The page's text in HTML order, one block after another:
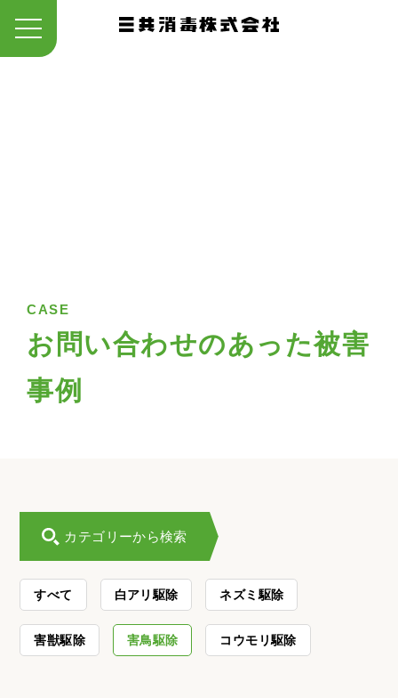
CASE
お問い合わせのあった被害
事例
カテゴリーから検索
すべて 白アリ駆除 ネズミ駆除
害獣駆除 害鳥駆除 コウモリ駆除